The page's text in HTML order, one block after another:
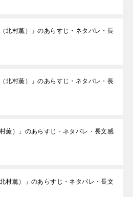
（北村薫）」のあらすじ・ネタバレ・長
（北村薫）」のあらすじ・ネタバレ・長
村薫）」のあらすじ・ネタバレ・長文感
北村薫）」のあらすじ・ネタバレ・長文